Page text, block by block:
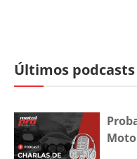
Últimos podcasts